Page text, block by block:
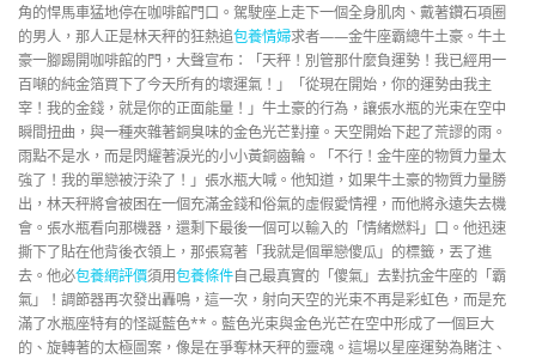
角的悍馬車猛地停在咖啡館門口。駕駛座上走下一個全身肌肉、戴著鑽石項圈
的男人，那人正是林天秤的狂熱追包養情婦求者——金牛座霸總牛土豪。牛土
豪一腳踢開咖啡館的門，大聲宣布：「天秤！別管那什麼負運勢！我已經用一
百噸的純金箔買下了今天所有的壞運氣！」「從現在開始，你的運勢由我主
宰！我的金錢，就是你的正面能量！」牛土豪的行為，讓張水瓶的光束在空中
瞬間扭曲，與一種夾雜著銅臭味的金色光芒對撞。天空開始下起了荒謬的雨。
雨點不是水，而是閃耀著淚光的小小黃銅齒輪。「不行！金牛座的物質力量太
強了！我的單戀被汙染了！」張水瓶大喊。他知道，如果牛土豪的物質力量勝
出，林天秤將會被困在一個充滿金錢和俗氣的虛假愛情裡，而他將永遠失去機
會。張水瓶看向那機器，還剩下最後一個可以輸入的「情緒燃料」口。他迅速
撕下了貼在他背後衣領上，那張寫著「我就是個單戀傻瓜」的標籤，丟了進
去。他必包養網評價須用包養條件自己最真實的「傻氣」去對抗金牛座的「霸
氣」！調節器再次發出轟鳴，這一次，射向天空的光束不再是彩虹色，而是充
滿了水瓶座特有的怪誕藍色**。藍色光束與金色光芒在空中形成了一個巨大
的、旋轉著的太極圖案，像是在爭奪林天秤的靈魂。這場以星座運勢為賭注、